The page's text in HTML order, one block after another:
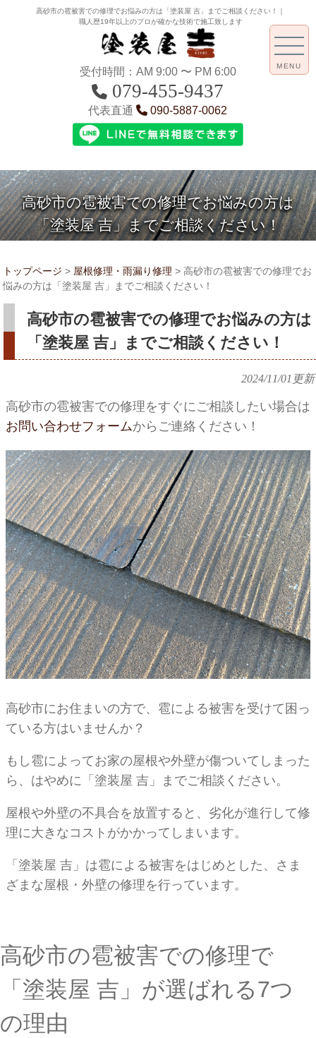
高砂市の雹被害での修理でお悩みの方は「塗装屋 吉」までご相談ください！｜
職人歴19年以上のプロが確かな技術で施工致します
受付時間：AM 9:00 〜 PM 6:00
079-455-9437
代表直通 090-5887-0062
高砂市の雹被害での修理でお悩みの方は
「塗装屋 吉」までご相談ください！
MENU
トップページ > 屋根修理・雨漏り修理 > 高砂市の雹被害での修理でお
悩みの方は「塗装屋 吉」までご相談ください！
高砂市の雹被害での修理でお悩みの方は
「塗装屋 吉」までご相談ください！
2024/11/01 更新
高砂市の雹被害での修理をすぐにご相談したい場合は
お問い合わせフォームからご連絡ください！
高砂市にお住まいの方で、雹による被害を受けて困っ
ている方はいませんか？
もし雹によってお家の屋根や外壁が傷ついてしまった
ら、はやめに「塗装屋 吉」までご相談ください。
屋根や外壁の不具合を放置すると、劣化が進行して修
理に大きなコストがかかってしまいます。
「塗装屋 吉」は雹による被害をはじめとした、さま
ざまな屋根・外壁の修理を行っています。
高砂市の雹被害での修理で
「塗装屋 吉」が選ばれる7つ
の理由